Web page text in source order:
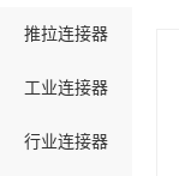
推拉连接器
工业连接器
行业连接器